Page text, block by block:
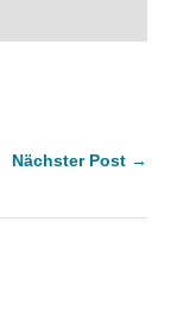
Nächster Post →